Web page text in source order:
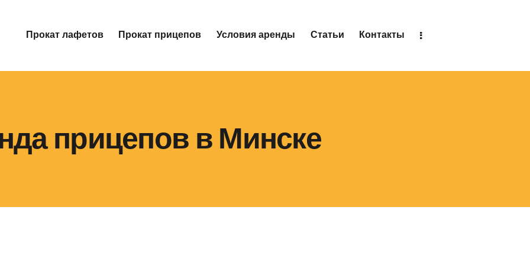
Прокат лафетов Прокат прицепов Условия аренды Статьи Контакты
прицепов в Минске